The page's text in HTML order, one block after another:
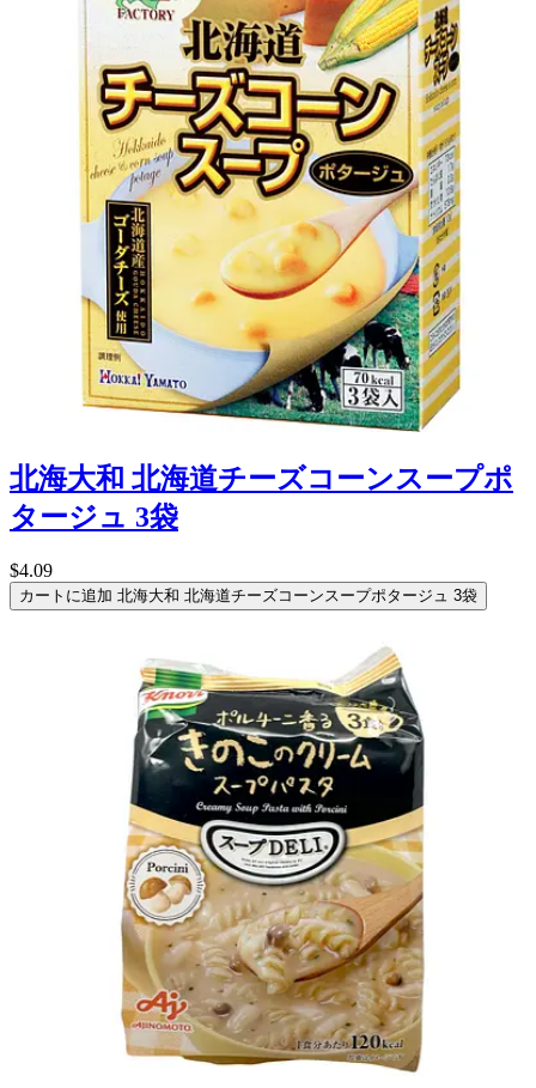
北海大和 北海道チーズコーンスープポ
タージュ 3袋
$4.09
カートに追加 北海大和 北海道チーズコーンスープポタージュ 3袋